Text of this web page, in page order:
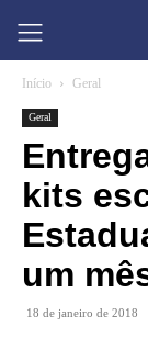
Início Geral
Geral
kits
um
18 de janeiro de 2018